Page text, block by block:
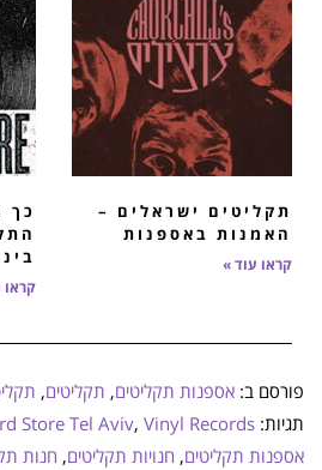
תקליטים ישראלים –
האמנות באספנות
קראו עוד »
כך
קראו
פורסם ב: אספנות תקליטים, תקליטים,
תגיות:
Store Tel Aviv, Vinyl Records
אספנות תקליטים, חנויות תקליטים, חנות